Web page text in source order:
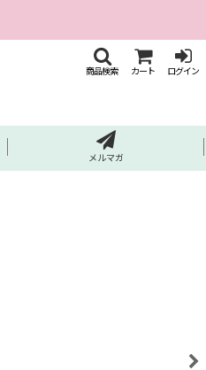
商品検索 カート ログイン
メルマガ